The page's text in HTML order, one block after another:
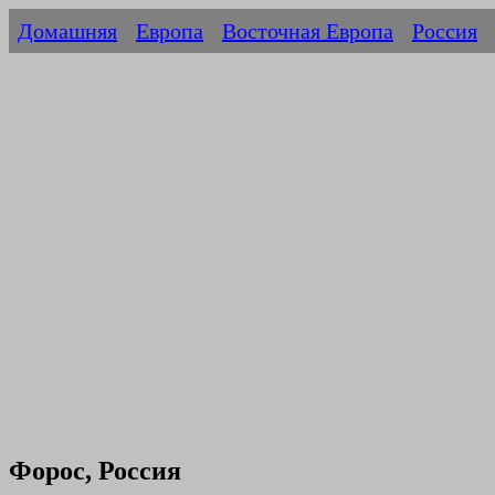
Домашняя Европа Восточная Европа Россия
Форос, Россия